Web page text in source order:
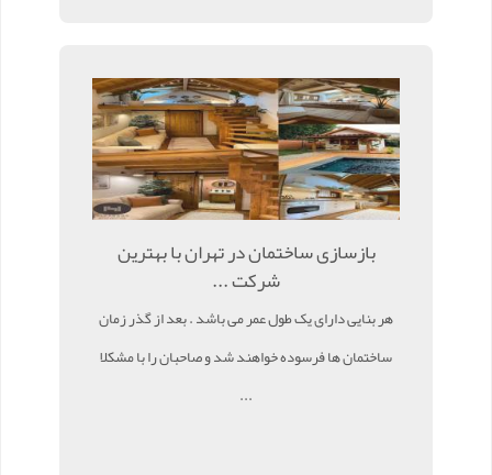
بازسازی ساختمان در تهران با بهترین
شرکت ...
هر بنایی دارای یک طول عمر می باشد . بعد از گذر زمان
ساختمان ها فرسوده خواهند شد و صاحبان را با مشکلا
...